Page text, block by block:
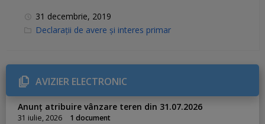
31 decembrie, 2019
C
r
i
e
s
Declarații de avere și interes primar
AVIZIER ELECTRONIC
Anunț atribuire vânzare teren din 31.07.2026
31 iulie, 2026 1 document